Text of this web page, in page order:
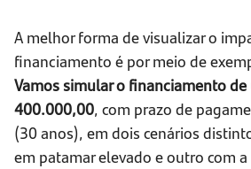
A melhor forma de visualizar o
financiamento é por meio de
Vamos simular o financiamento de
400.000,00, com prazo de
(30 anos), em dois cenários
em patamar elevado e outro com a